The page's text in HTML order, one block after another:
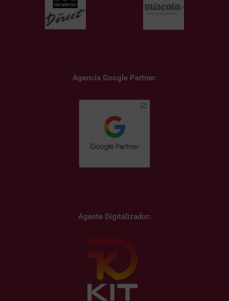
Agencia Google Partner:
Agente Digitalizador: